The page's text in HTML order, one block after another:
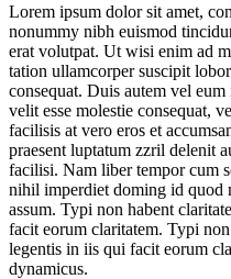
Lorem ipsum dolor sit amet,
nonummy nibh euismod
erat volutpat. Ut wisi enim ad
tation ullamcorper suscipit
consequat. Duis autem vel
velit esse molestie consequat,
facilisis at vero eros et
praesent luptatum zzril delenit
facilisi. Nam liber tempor cum
nihil imperdiet doming id quod
assum. Typi non habent
facit eorum claritatem. Typi
legentis in iis qui facit eorum
dynamicus.